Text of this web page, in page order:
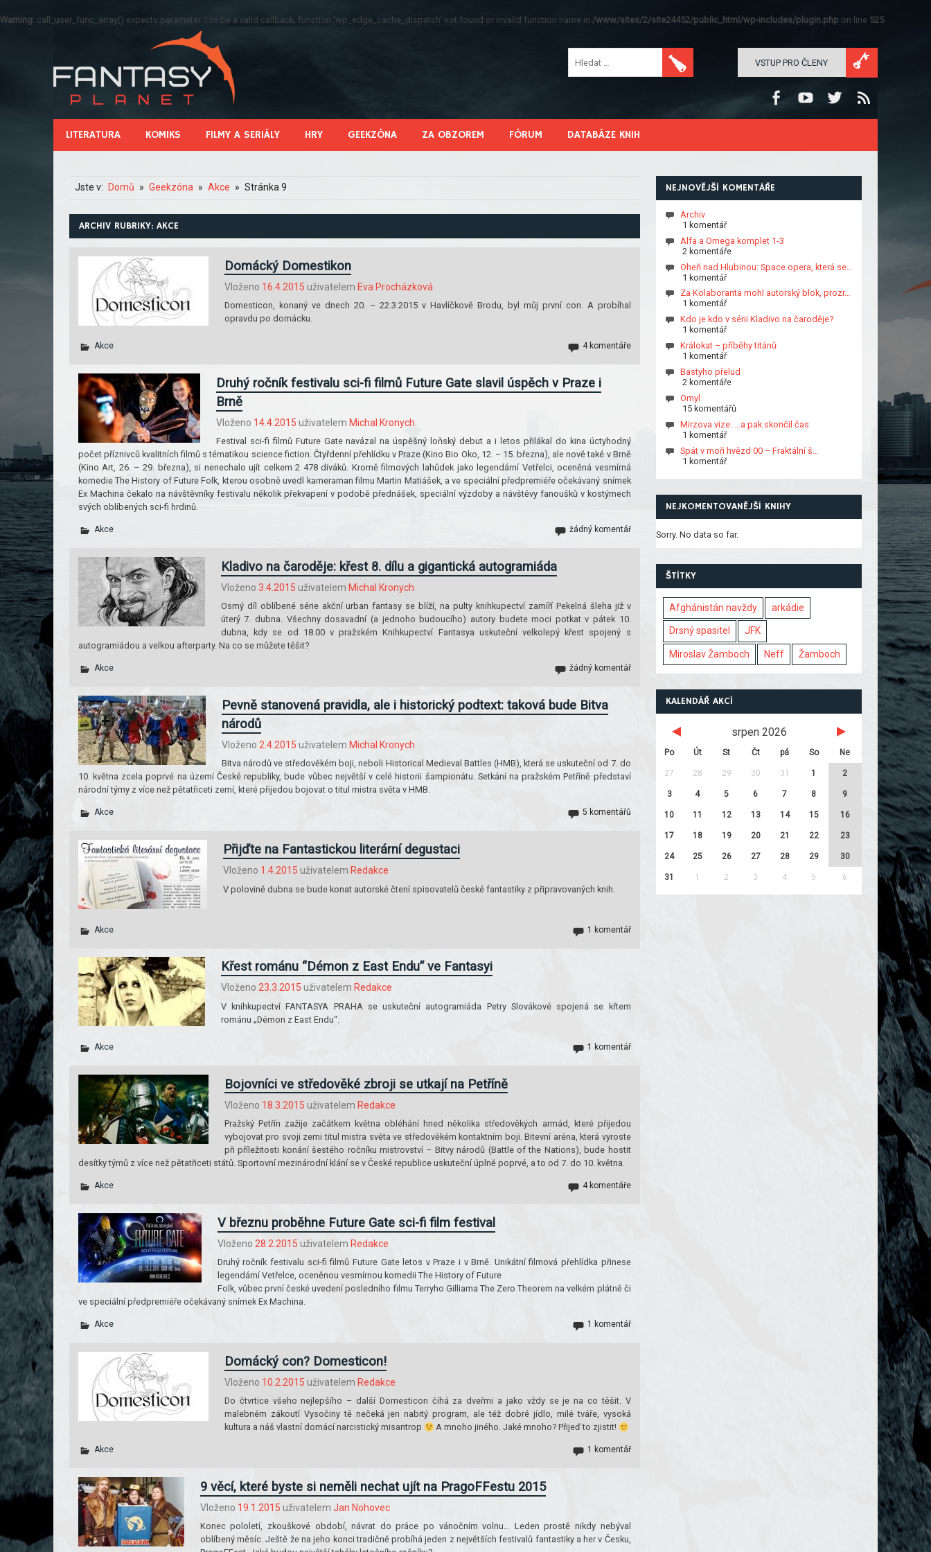
Warning: call_user_func_array() expects parameter 1 to be a valid callback, function 'wp_edge_cache_dispatch' not found or invalid function name in /www/sites/2/site24452/public_html/wp-includes/plugin.php on line 525
VSTUP PRO ČLENY
LITERATURA KOMIKS FILMY A SERIÁLY HRY GEEKZÓNA ZA OBZOREM FÓRUM DATABÁZE KNIH
Jste v: Domů Geekzóna Akce Stránka 9
ARCHIV RUBRIKY: AKCE
Domácký Domestikon
Vloženo 16.4.2015 uživatelem Eva Procházková
Domesticon, konaný ve dnech 20. – 22.3.2015 v Havlíčkově Brodu, byl můj první con. A probíhal
opravdu po domácku.
Akce 4 komentáře
Druhý ročník festivalu sci-fi filmů Future Gate slavil úspěch v Praze i
Brně
Vloženo 14.4.2015 uživatelem Michal Kronych
Festival sci-fi filmů Future Gate navázal na úspěšný loňský debut a i letos přilákal do kina úctyhodný
počet příznivců kvalitních filmů s tématikou science fiction. Čtyřdenní přehlídku v Praze (Kino Bio Oko, 12. – 15. března), ale nově také v Brně
(Kino Art, 26. – 29. března), si nenechalo ujít celkem 2 478 diváků. Kromě filmových lahůdek jako legendární Vetřelci, oceněná vesmírná
komedie The History of Future Folk, kterou osobně uvedl kameraman filmu Martin Matiášek, a ve speciální předpremiéře očekávaný snímek
Ex Machina čekalo na návštěvníky festivalu několik překvapení v podobě přednášek, speciální výzdoby a návštěvy fanoušků v kostýmech
svých oblíbených sci-fi hrdinů.
Akce žádný komentář
Kladivo na čaroděje: křest 8. dílu a gigantická autogramiáda
Vloženo 3.4.2015 uživatelem Michal Kronych
Osmý díl oblíbené série akční urban fantasy se blíží, na pulty knihkupectví zamíří Pekelná šleha již v
úterý 7. dubna. Všechny dosavadní (a jednoho budoucího) autory budete moci potkat v pátek 10.
dubna, kdy se od 18.00 v pražském Knihkupectví Fantasya uskuteční velkolepý křest spojený s
autogramiádou a velkou afterparty. Na co se můžete těšit?
Akce žádný komentář
Pevně stanovená pravidla, ale i historický podtext: taková bude Bitva
národů
Vloženo 2.4.2015 uživatelem Michal Kronych
Bitva národů ve středověkém boji, neboli Historical Medieval Battles (HMB), která se uskuteční od 7. do
10. května zcela poprvé na území České republiky, bude vůbec největší v celé historii šampionátu. Setkání na pražském Petříně představí
národní týmy z více než pětatřiceti zemí, které přijedou bojovat o titul mistra světa v HMB.
Akce 5 komentářů
Přijďte na Fantastickou literární degustaci
Vloženo 1.4.2015 uživatelem Redakce
V polovině dubna se bude konat autorské čtení spisovatelů české fantastiky z připravovaných knih.
Akce 1 komentář
Křest románu “Démon z East Endu” ve Fantasyi
Vloženo 23.3.2015 uživatelem Redakce
V knihkupectví FANTASYA PRAHA se uskuteční autogramiáda Petry Slovákové spojená se křtem
románu „Démon z East Endu“.
Akce 1 komentář
Bojovníci ve středověké zbroji se utkají na Petříně
Vloženo 18.3.2015 uživatelem Redakce
Pražský Petřín zažije začátkem května obléhání hned několika středověkých armád, které přijedou
vybojovat pro svoji zemi titul mistra světa ve středověkém kontaktním boji. Bitevní aréna, která vyroste
při příležitosti konání šestého ročníku mistrovství – Bitvy národů (Battle of the Nations), bude hostit
desítky týmů z více než pětatřiceti států. Sportovní mezinárodní klání se v České republice uskuteční úplně poprvé, a to od 7. do 10. května.
Akce 4 komentáře
V březnu proběhne Future Gate sci-fi film festival
Vloženo 28.2.2015 uživatelem Redakce
Druhý ročník festivalu sci-fi filmů Future Gate letos v Praze i v Brně. Unikátní filmová přehlídka přinese
legendární Vetřelce, oceněnou vesmírnou komedii The History of Future
Folk, vůbec první české uvedení posledního filmu Terryho Gilliama The Zero Theorem na velkém plátně či
ve speciální předpremiéře očekávaný snímek Ex Machina.
Akce 1 komentář
Domácký con? Domesticon!
Vloženo 10.2.2015 uživatelem Redakce
Do čtvrtice všeho nejlepšího – další Domesticon číhá za dveřmi a jako vždy se je na co těšit. V
malebném zákoutí Vysočiny tě nečeká jen nabitý program, ale též dobré jídlo, milé tváře, vysoká
kultura a náš vlastní domácí narcistický misantrop
A mnoho jiného. Jaké mnoho? Přijeď to zjistit!
Akce 1 komentář
9 věcí, které byste si neměli nechat ujít na PragoFFestu 2015
Vloženo 19.1.2015 uživatelem Jan Nohovec
Konec pololetí, zkouškové období, návrat do práce po vánočním volnu… Leden prostě nikdy nebýval
oblíbený měsíc. Ještě že na jeho konci tradičně probíhá jeden z největších festivalů fantastiky a her v Česku,
NEJNOVĚJŠÍ KOMENTÁŘE
Archiv
1 komentář
Alfa a Omega komplet 1-3
2 komentáře
Oheň nad Hlubinou: Space opera, která se…
1 komentář
Za Kolaboranta mohl autorský blok, prozr…
1 komentář
Kdo je kdo v sérii Kladivo na čaroděje?
1 komentář
Králokat – příběhy titánů
1 komentář
Bastyho přelud
2 komentáře
Omyl
15 komentářů
Mirzova vize: …a pak skončil čas
1 komentář
Spát v moři hvězd 00 – Fraktální š…
1 komentář
NEJKOMENTOVANĚJŠÍ KNIHY
Sorry. No data so far.
ŠTÍTKY
Afghánistán navždy arkádie
Drsný spasitel JFK
Miroslav Žamboch Neff Žamboch
KALENDÁŘ AKCÍ
srpen 2026
Po Út St Čt pá So Ne
27 28 29 30 31 1 2
3 4 5 6 7 8 9
10 11 12 13 14 15 16
17 18 19 20 21 22 23
24 25 26 27 28 29 30
31 1 2 3 4 5 6